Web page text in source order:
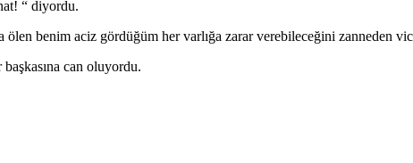
“ diyordu.
benim aciz gördüğüm her varlığa zarar verebileceğini zanneden
can oluyordu.